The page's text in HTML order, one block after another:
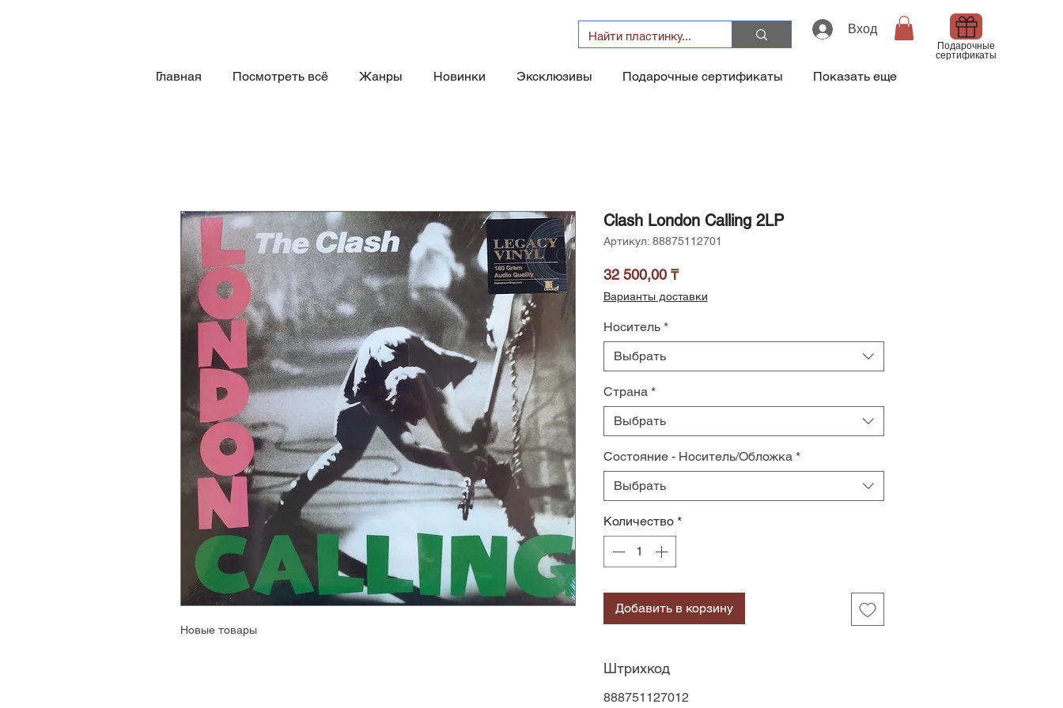
Вход
Подарочные
сертификаты
Главная Посмотреть всё Жанры Новинки Эксклюзивы Подарочные сертификаты Показать еще
Новые товары
Clash London Calling 2LP
Артикул: 88875112701
32 500,00 ₸Цена
Варианты доставки
Носитель *
Выбрать
Страна *
Выбрать
Состояние - Носитель/Обложка *
Выбрать
Количество *
Добавить в корзину
Штрихкод
888751127012